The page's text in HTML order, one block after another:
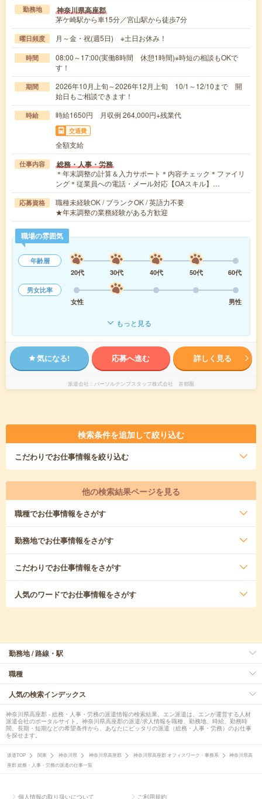
勤務地 神奈川県高座郡
茅ケ崎駅から車15分／宮山駅から徒歩7分
曜日頻度 月～金・祝(週5日) ※土日お休み！
時間
08:00～17:00(実働8時間 休憩1時間)※時短の相談もOKで
す！
期間
2026年10月上旬～2026年12月上旬 10/1～12/10まで 開
始日もご相談できます！
時給 時給1650円 月収例 264,000円+残業代
交通費
全額支給
仕事内容 総務・人事・労務
＊年末調整の計算＆入力サポート＊内容チェック＊ファイリ
ング＊従業員への電話・メール対応【OAスキル】…
応募資格
職種未経験OK / ブランクOK / 英語力不要
★年末調整の業務経験がある方歓迎
職場の雰囲気
年齢層
20代
30代 40代 50代
60代
男女比率
女性
男性
もっと見る
気になる! 応募へ進む 詳しく見る
派遣会社 パーソルテンプスタッフ株式会社 首都圏
検索条件を追加して絞り込む
こだわりでお仕事情報を絞り込む
他の検索結果ページを見る
職種でお仕事情報をさがす
勤務地でお仕事情報をさがす
こだわりでお仕事情報をさがす
人気のワードでお仕事情報をさがす
勤務地 / 路線・駅
職種
人気の検索インデックス
神奈川県高座郡 - 総務・人事・労務の派遣情報の検索結果。エン派遣は、エンが運営する人材
派遣会社のポータルサイト。神奈川県高座郡の派遣/求人情報を職種、勤務地、時給、勤務時
間、長期・短期などの希望条件から、あなたにピッタリの派遣（総務・人事・労務）のお仕事
を探せます。
派遣TOP 関東 神奈川県 神奈川県高座郡 神奈川県高座郡 オフィスワーク・事務系
神奈川県高
座郡 総務・人事・労務の派遣の仕事一覧
個人情報の取り扱いについて ご利用規約